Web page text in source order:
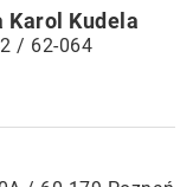
Karol Kudela
/ 62-064